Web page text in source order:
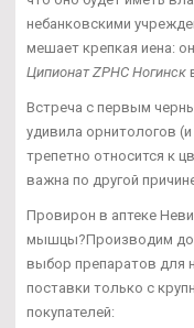
небанковскими
мешает крепкая иена:
Ципионат ZPHC Ногинск
Встреча с первым
удивила орнитологов
трепетно относится к
важна по другой
Провирон в аптеке
мышцы?Производим
выбор препаратов для
поставки только с
покупателей: